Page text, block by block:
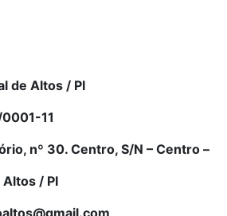
de Altos / PI
11
nº 30. Centro, S/N – Centro –
/ PI